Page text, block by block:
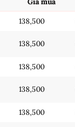
138,500
138,500
138,500
138,500
138,500